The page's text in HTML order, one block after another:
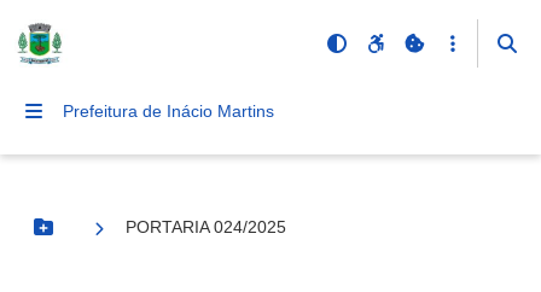
Prefeitura de Inácio Martins
Botão Menu
PORTARIA 024/2025